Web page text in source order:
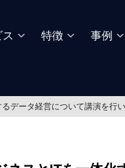
特徴 事例
データ経営について講演を行